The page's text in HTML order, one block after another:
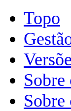
Topo
Sobre
Sobre